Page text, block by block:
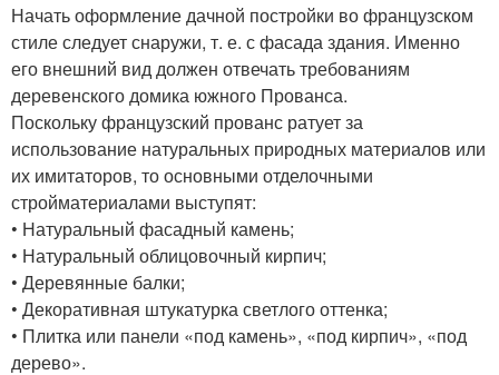
Начать оформление дачной постройки во французском
стиле следует снаружи, т. е. с фасада здания. Именно
его внешний вид должен отвечать требованиям
деревенского домика южного Прованса.
Поскольку французский прованс ратует за
использование натуральных природных материалов или
их имитаторов, то основными отделочными
стройматериалами выступят:
• Натуральный фасадный камень;
• Натуральный облицовочный кирпич;
• Деревянные балки;
• Декоративная штукатурка светлого оттенка;
• Плитка или панели «под камень», «под кирпич», «под
дерево».